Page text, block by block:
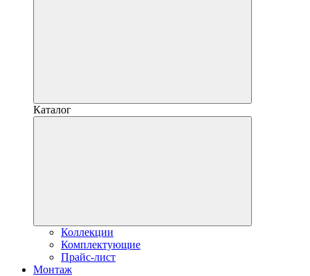
Каталог
Коллекции
Комплектующие
Прайс-лист
Монтаж